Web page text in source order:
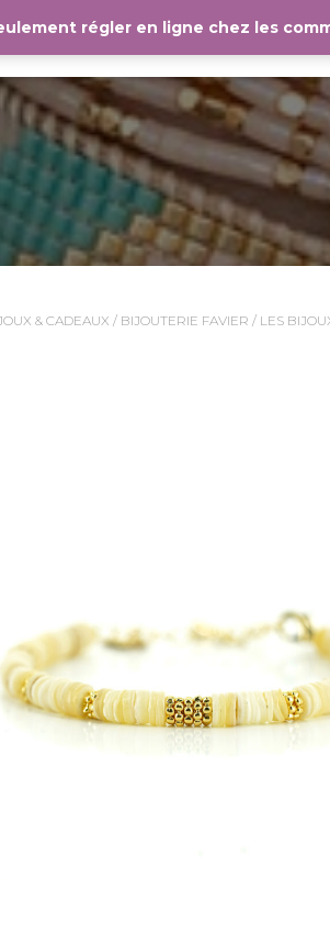
& CADEAUX / BIJOUTERIE FAVIER / LES
régler en ligne chez les